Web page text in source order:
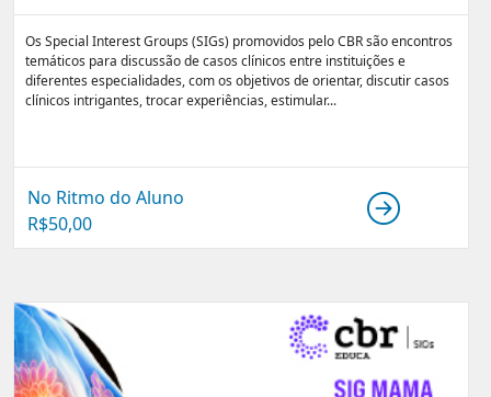
Os Special Interest Groups (SIGs) promovidos pelo CBR são encontros
temáticos para discussão de casos clínicos entre instituições e
diferentes especialidades, com os objetivos de orientar, discutir casos
clínicos intrigantes, trocar experiências, estimular...
No Ritmo do Aluno
R$50,00